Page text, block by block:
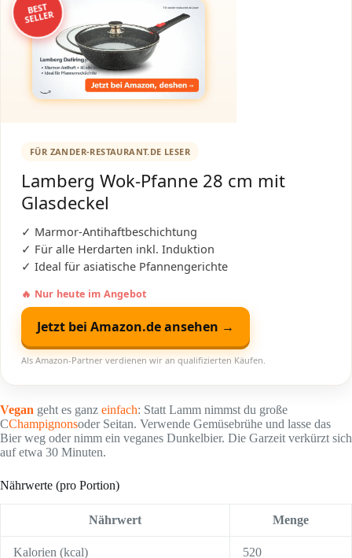
BEST
SELLER
FÜR ZANDER-RESTAURANT.DE LESER
Lamberg Wok-Pfanne 28 cm mit
Glasdeckel
✓ Marmor-Antihaftbeschichtung
✓ Für alle Herdarten inkl. Induktion
✓ Ideal für asiatische Pfannengerichte
🔥 Nur heute im Angebot
Jetzt bei Amazon.de ansehen →
Als Amazon-Partner verdienen wir an qualifizierten Käufen.
Vegan geht es ganz einfach: Statt Lamm nimmst du große
CChampignonsoder Seitan. Verwende Gemüsebrühe und lasse das
Bier weg oder nimm ein veganes Dunkelbier. Die Garzeit verkürzt sich
auf etwa 30 Minuten.
Nährwerte (pro Portion)
Nährwert Menge
Kalorien (kcal) 520